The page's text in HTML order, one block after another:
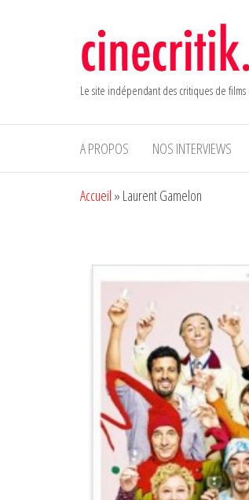
Le site indépendant des critiques de films
A PROPOS NOS INTERVIEWS
Accueil » Laurent Gamelon